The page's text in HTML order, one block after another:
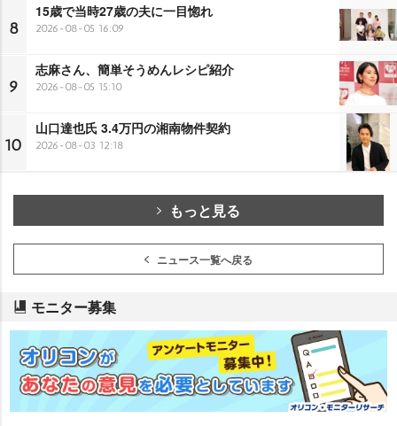
8
15歳で当時27歳の夫に一目惚れ
2026-08-05 16:09
9
志麻さん、簡単そうめんレシピ紹介
2026-08-05 15:10
10
山口達也氏 3.4万円の湘南物件契約
2026-08-03 12:18
もっと見る
ニュース一覧へ戻る
モニター募集